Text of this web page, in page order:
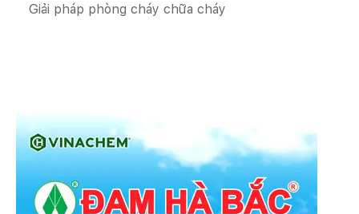
Giải pháp phòng cháy chữa cháy